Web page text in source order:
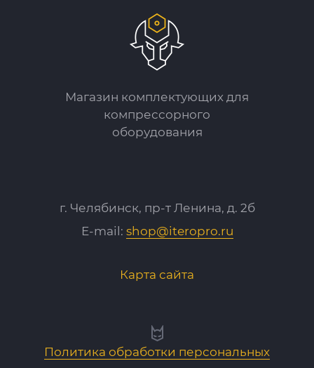
Магазин комплектующих для
компрессорного
оборудования
г. Челябинск, пр-т Ленина, д. 2б
E-mail: shop@iteropro.ru
Карта сайта
Политика обработки персональных